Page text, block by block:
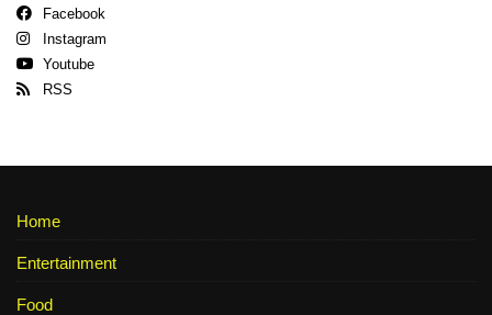
Facebook
Instagram
Youtube
RSS
Home
Entertainment
Food